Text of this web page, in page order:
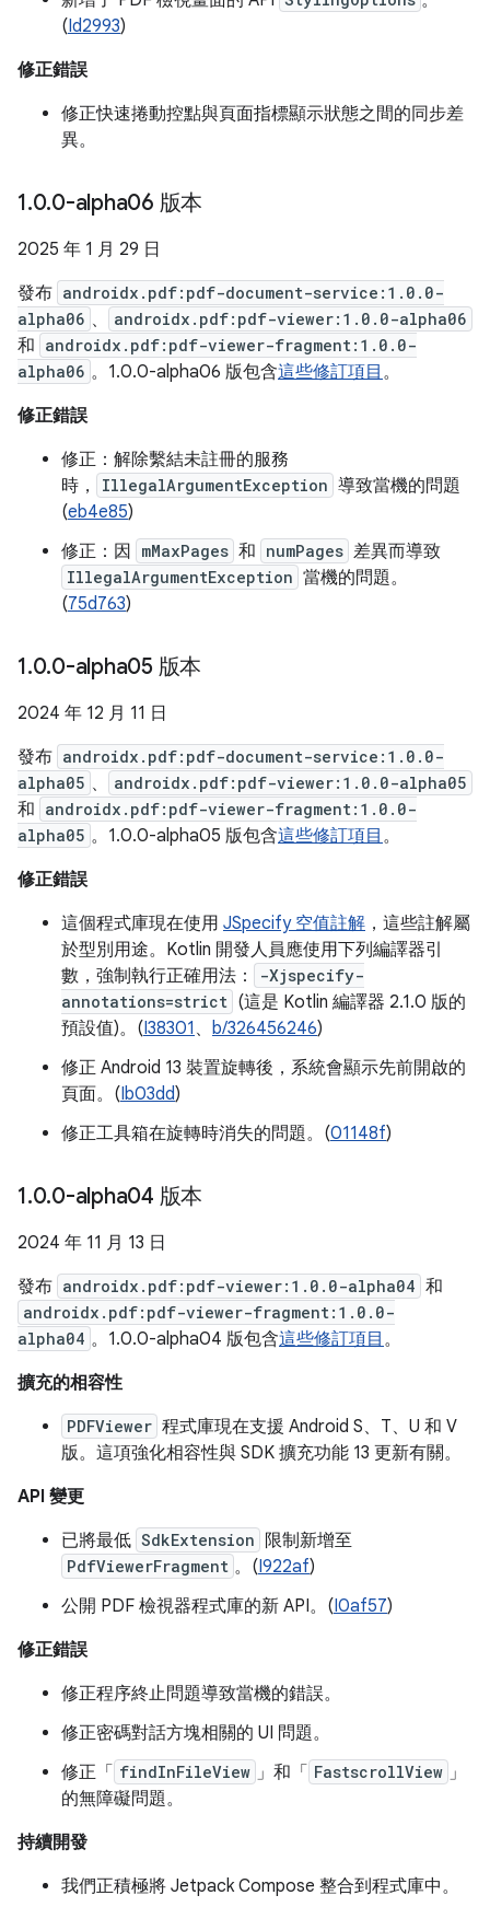
(Id2993)
修正錯誤
修正快速捲動控點與頁面指標顯示狀態之間的同步差
異。
1.0.0-alpha06 版本
2025 年 1 月 29 日
發布 androidx.pdf:pdf-document-service:1.0.0-
alpha06 、 androidx.pdf:pdf-viewer:1.0.0-alpha06
和 androidx.pdf:pdf-viewer-fragment:1.0.0-
alpha06 。1.0.0-alpha06 版包含這些修訂項目 。
修正錯誤
修正：解除繫結未註冊的服務
時，
IllegalArgumentException 導致當機的問題
(eb4e85)
修正：因
mMaxPages 和 numPages 差異而導致
IllegalArgumentException 當機的問題。
(75d763)
1.0.0-alpha05 版本
2024 年 12 月 11 日
發布 androidx.pdf:pdf-document-service:1.0.0-
alpha05 、 androidx.pdf:pdf-viewer:1.0.0-alpha05
和 androidx.pdf:pdf-viewer-fragment:1.0.0-
alpha05 。1.0.0-alpha05 版包含這些修訂項目 。
修正錯誤
這個程式庫現在使用 JSpecify 空值註解 ，這些註解屬
於型別用途。Kotlin 開發人員應使用下列編譯器引
數，強制執行正確用法：
-Xjspecify-
annotations=strict (這是 Kotlin 編譯器 2.1.0 版的
預設值)。(I38301 、 b/326456246)
修正 Android 13 裝置旋轉後，系統會顯示先前開啟的
頁面。(Ib03dd)
修正工具箱在旋轉時消失的問題。(01148f)
1.0.0-alpha04 版本
2024 年 11 月 13 日
發布 androidx.pdf:pdf-viewer:1.0.0-alpha04 和
androidx.pdf:pdf-viewer-fragment:1.0.0-
alpha04 。1.0.0-alpha04 版包含這些修訂項目 。
擴充的相容性
PDFViewer 程式庫現在支援 Android S、T、U 和 V
版。這項強化相容性與 SDK 擴充功能 13 更新有關。
API 變更
已將最低 SdkExtension 限制新增至
PdfViewerFragment 。(I922af)
公開 PDF 檢視器程式庫的新 API。(I0af57)
修正錯誤
修正程序終止問題導致當機的錯誤。
修正密碼對話方塊相關的 UI 問題。
修正「
findInFileView 」和「 FastscrollView 」
的無障礙問題。
持續開發
我們正積極將 Jetpack Compose 整合到程式庫中。